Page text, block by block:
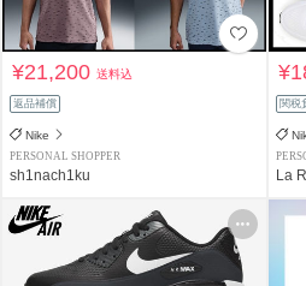
¥21,200送料込
返品補償
Nike
PERSONAL SHOPPER
sh1nach1ku
関税
La